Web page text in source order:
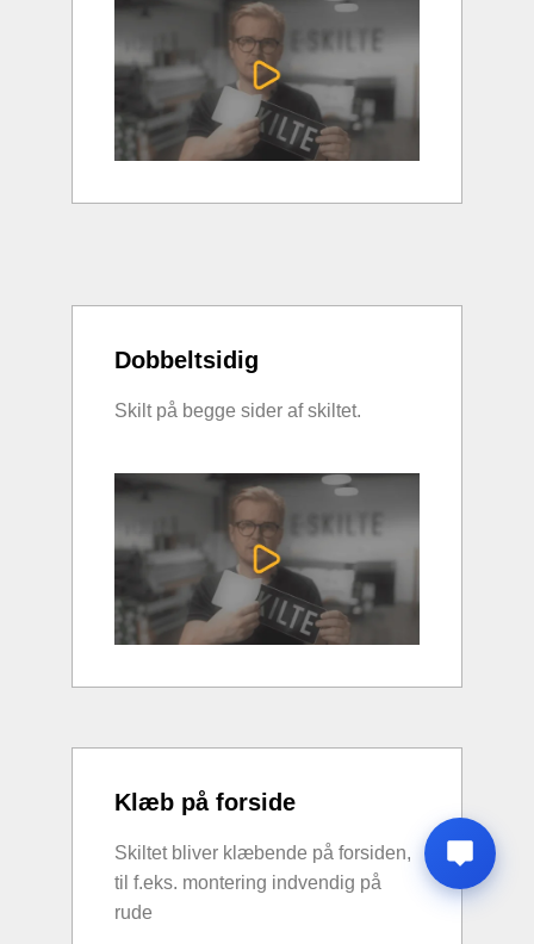
Dobbeltsidig
Skilt på begge sider af skiltet.
Klæb på forside
Skiltet bliver klæbende på forsiden,
til f.eks. montering indvendig på
rude